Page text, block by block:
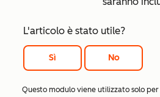
L'articolo è stato utile?
Sì No
Questo modulo viene utilizzato solo